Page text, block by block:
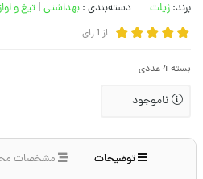
برند:ژیلت دسته‌بندی : بهداشتی | تیغ و
از 1رای
بسته 4 عددی
ناموجود
توضیحات مشخصات